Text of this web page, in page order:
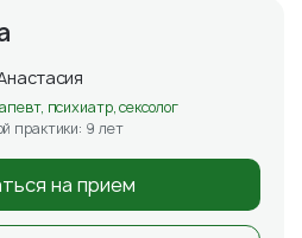
психиатр, сексолог
практики: 9 лет
на прием